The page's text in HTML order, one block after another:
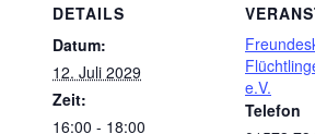
DETAILS
Datum:
12. Juli 2029
Zeit:
16:00 - 18:00
e.V.
Telefon